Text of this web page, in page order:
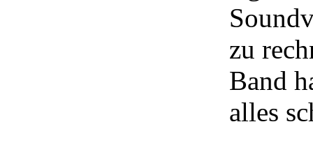
zu
Band
alles